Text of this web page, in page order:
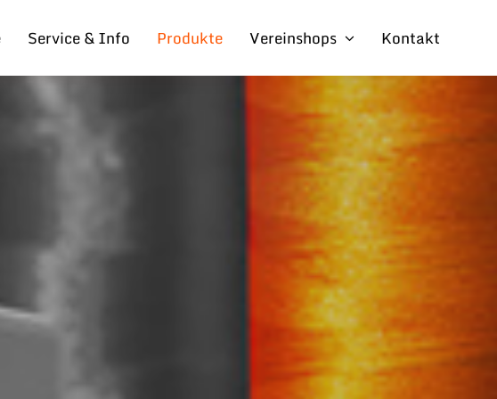
Service & Info Produkte Vereinshops Kontakt